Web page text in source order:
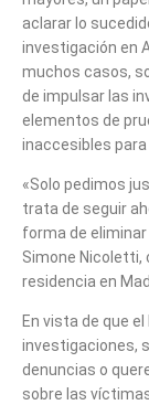
aclarar lo
investigación en
muchos casos,
de impulsar las
elementos de
inaccesibles para
«Solo pedimos
trata de seguir
forma de
Simone Nicoletti,
residencia en
En vista de que
investigaciones,
denuncias o
sobre las